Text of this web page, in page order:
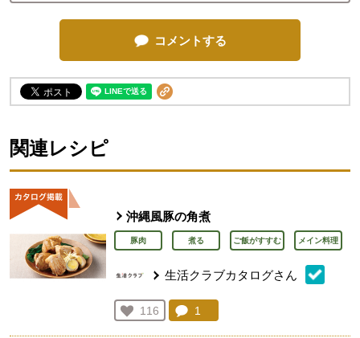
コメントする
関連レシピ
沖縄風豚の角煮
豚肉 煮る ご飯がすすむ メイン料理
生活クラブカタログさん
お気に入り登録：
116
人が登録
コメント：
1